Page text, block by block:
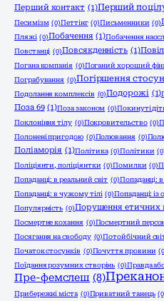
Перший контакт (1)Перший
Песимізм (0)Петтінг (0)Письменники (0)
Пляжі (0)Побачення (1)Побачення
Повстанці (0)Повсякденність (1)
Погана компанія (0)Поганий хороший
Пограбування (0)Погіршення
Подолання комплексів (0)Подорожі (1)
Поза 69 (1)Поза законом (0)Покинуті
Поклоніння тілу (0)Покровительство (0)
Полонені пригодою (0)Полювання (0)
Поліаморія (1)Політика (0)Політики
Поліціянти, поліціянтки (0)Помилки (0)
Попаданці: в реальний світ (0)Попаданці: в
Попаданці: в чужому тілі (0)Попаданці:
Популярність (0)Порушення етичних
Посмертне кохання (0)Посмертний
Посягання на свободу (0)Потойбічний
Початок стосунків (0)Почуття провини
Поїдання розумних створінь (0)Правда
Пре-фемслеш (8)
Прибережні міста (0)Приватний танець